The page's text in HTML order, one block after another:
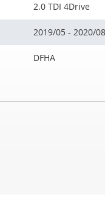
2.0 TDI 4Drive
2019/05 - 2020/08
DFHA